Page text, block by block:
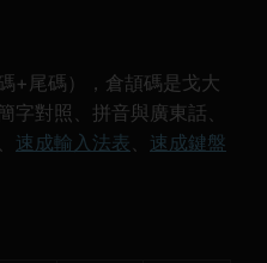
碼+尾碼），倉頡碼是戈大
字對照、拼音與廣東話、
速成輸入法表、 速成鍵盤